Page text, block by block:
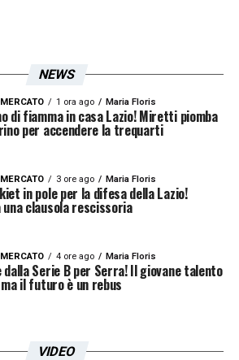
NEWS
1 ora ago Maria Floris
di fiamma in casa Lazio! Miretti piomba
per accendere la trequarti
3 ore ago Maria Floris
in pole per la difesa della Lazio!
una clausola rescissoria
4 ore ago Maria Floris
dalla Serie B per Serra! Il giovane talento
il futuro è un rebus
VIDEO